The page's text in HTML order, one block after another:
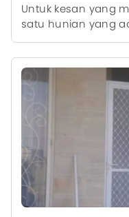
Untuk kesan yang
satu hunian yang
mempercayakan
mereka dengan
yaitu Curtain Smart